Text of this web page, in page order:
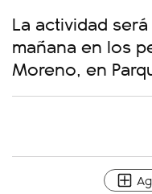
La actividad
mañana en los
Moreno, en